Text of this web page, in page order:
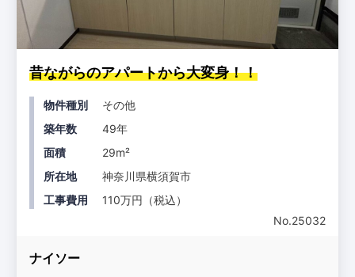
昔ながらのアパートから大変身！！
物件種別
その他
築年数
49年
面積
29m²
所在地
神奈川県横須賀市
工事費用
110万円（税込）
No.25032
ナイソー